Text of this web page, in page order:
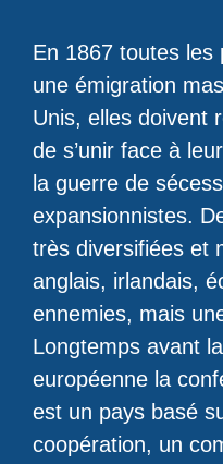
En 1867 toutes les
une émigration
Unis, elles doivent
de s’unir face à
la guerre de
expansionnistes.
très diversifiées et
anglais, irlandais,
ennemies, mais
Longtemps avant
européenne la
est un pays basé
coopération, un